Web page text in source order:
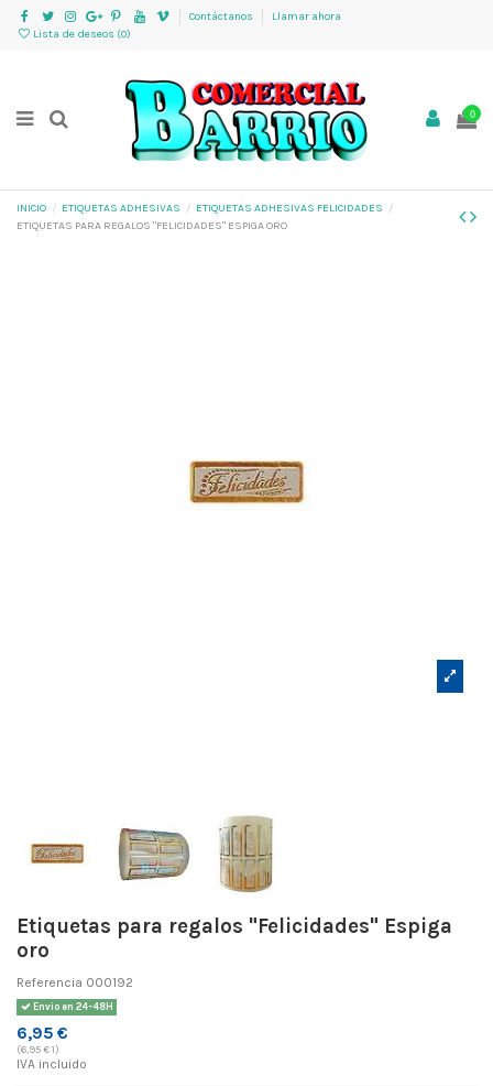
Contáctanos
Llamar ahora
Lista de deseos (0)
0
INICIO ETIQUETAS ADHESIVAS
ETIQUETAS ADHESIVAS FELICIDADES
ETIQUETAS PARA REGALOS "FELICIDADES" ESPIGA ORO
Etiquetas para regalos "Felicidades" Espiga
oro
Referencia 000192
Envio en 24-48H
6,95 €
(6,95 € 1)
IVA incluido